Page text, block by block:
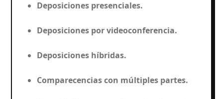
Deposiciones presenciales.
Deposiciones por videoconferencia.
Deposiciones híbridas.
Comparecencias con múltiples partes.